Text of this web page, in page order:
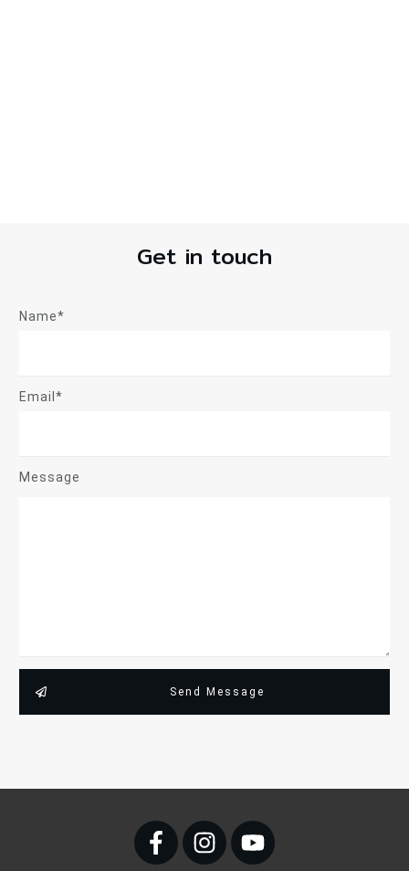
Get in touch
Name*
Email*
Message
Send Message